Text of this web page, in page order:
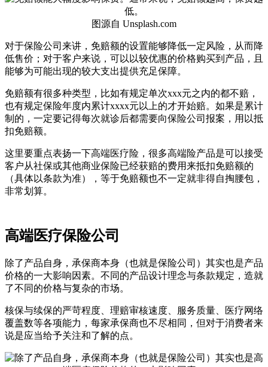
图源自 Unsplash.com
对于保险公司来讲，免赔额的设置能够降低一定风险，从而降
低售价；对于客户来说，可以以较优惠的价格购买到产品，且
能够为可能出现的较大支出提供充足保障。
免赔额有很多种类型，比如有规定单次xxx元之内的都不赔，
也有规定保险年度内累计xxxx元以上的才开始赔。如果是累计
制的，一定要记得每次就诊后都需要向保险公司报案，用以抵
扣免赔额。
这里要重点表扬一下高端医疗险，很多高端险产品是可以接受
客户从社保或其他商业保险已经获赔的费用来抵扣免赔额的
（具体以条款为准），等于免赔额也不一定就非得自掏腰包，
非常划算。
高端医疗保险公司
除了产品自身，承保商本身（也就是保险公司）其实也是产品
价格的一大影响因素。不同的产品设计理念与条款规定，造就
了不同的价格与复杂的市场。
核保与续保的严苛程度、理赔审核速度、服务质量、医疗网络
覆盖数等各项能力，每家承保商也不尽相同，但对于消费者来
说是应当给予关注和了解的点。